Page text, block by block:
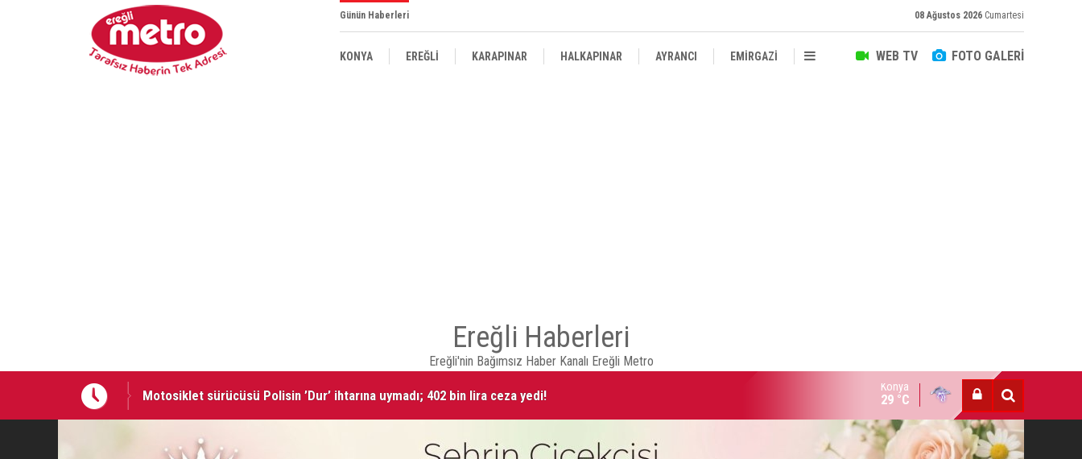
Günün Haberleri 08 Ağustos 2026 Cumartesi
WEB TV FOTO GALERİ
KONYA EREĞLİ KARAPINAR HALKAPINAR AYRANCI EMİRGAZİ
Ereğli Haberleri
Ereğli'nin Bağımsız Haber Kanalı Ereğli Metro
Motosiklet sürücüsü Polisin ’Dur’ ihtarına uymadı; 402 bin lira ceza yedi!
İki otomobilin çarpıştığı kaza’da: 4 kişi yaralandı
Konya
29 °C